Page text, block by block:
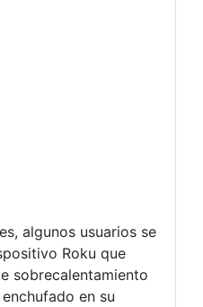
algunos usuarios se
Roku que
sobrecalentamiento
en su